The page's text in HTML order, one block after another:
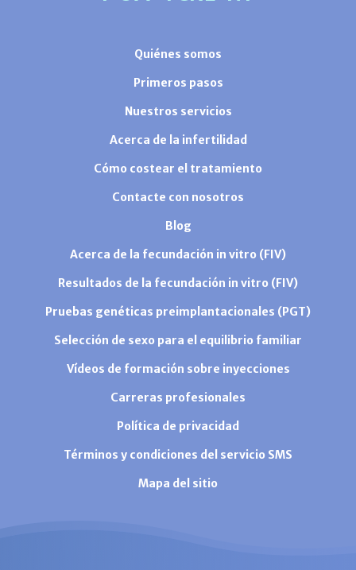
Quiénes somos
Primeros pasos
Nuestros servicios
Acerca de la infertilidad
Cómo costear el tratamiento
Contacte con nosotros
Blog
Acerca de la fecundación in vitro (FIV)
Resultados de la fecundación in vitro (FIV)
Pruebas genéticas preimplantacionales (PGT)
Selección de sexo para el equilibrio familiar
Vídeos de formación sobre inyecciones
Carreras profesionales
Política de privacidad
Términos y condiciones del servicio SMS
Mapa del sitio